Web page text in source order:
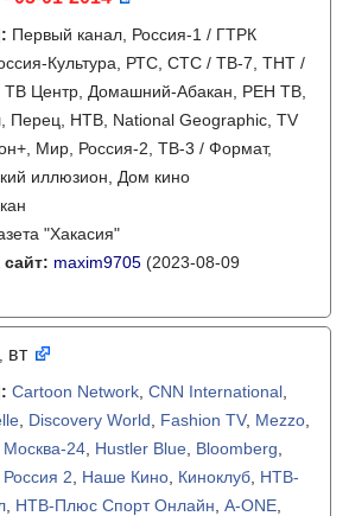
: Первый канал, Россия-1 / ГТРК
Культура, РТС, СТС / ТВ-7, ТНТ /
ТВ Центр, Домашний-Абакан, РЕН ТВ,
Перец, НТВ, National Geographic, TV
Мир, Россия-2, ТВ-3 / Формат,
иллюзион, Дом кино
"Хакасия"
maxim9705 (2023-08-09
, вт
: Cartoon Network CNN International
Discovery World Fashion TV, Mezzo
Москва-24 Hustler Blue Bloomberg
Россия 2 Наше Кино Киноклуб НТВ-
НТВ-Плюс Спорт Онлайн A-ONE